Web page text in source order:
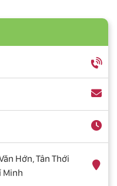
Hớn, Tân Thới
Minh